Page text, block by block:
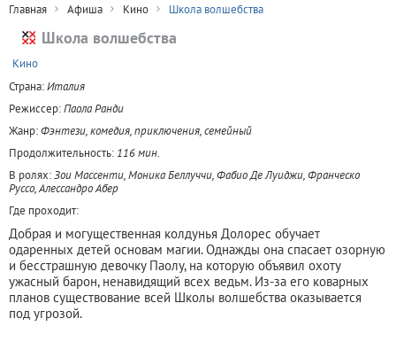
Главная Афиша Кино Школа волшебства
Школа волшебства
Кино
Страна:Италия
Режиссер:Паола Ранди
Жанр:Фэнтези, комедия, приключения, семейный
Продолжительность: 116 мин.
В ролях:Зои Массенти, Моника Беллуччи, Фабио Де Луиджи, Франческо
Руссо, Алессандро Абер
Где проходит:
Добрая и могущественная колдунья Долорес обучает
одаренных детей основам магии. Однажды она спасает озорную
и бесстрашную девочку Паолу, на которую объявил охоту
ужасный барон, ненавидящий всех ведьм. Из-за его коварных
планов существование всей Школы волшебства оказывается
под угрозой.